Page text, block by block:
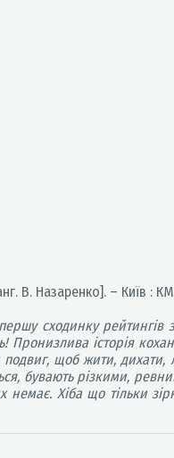
В. Назаренко]. – Київ :
сходинку
історія
щоб жити, дихати,
бувають різкими,
Хіба що тільки